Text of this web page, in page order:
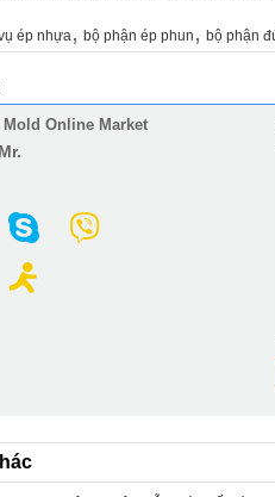
ép nhựa, bộ phận ép phun , bộ phận
Online Market
Mr.